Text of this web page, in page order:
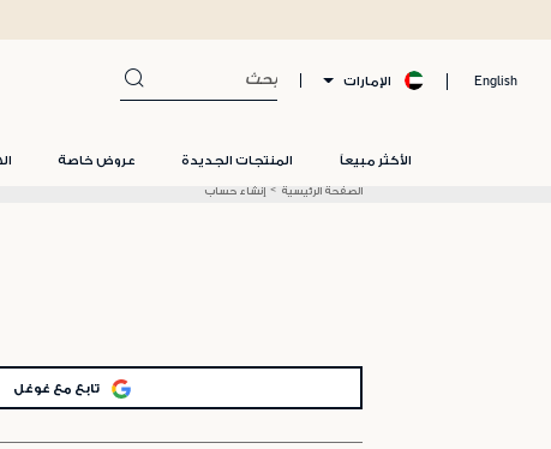
English الإمارات
الأكثر مبيعاً المنتجات الجديدة عروض خاصة
الصفحة الرئيسية إنشاء حساب
تابع مع غوغل